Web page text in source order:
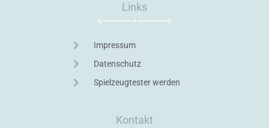
Links
Impressum
Datenschutz
Spielzeugtester werden
Kontakt